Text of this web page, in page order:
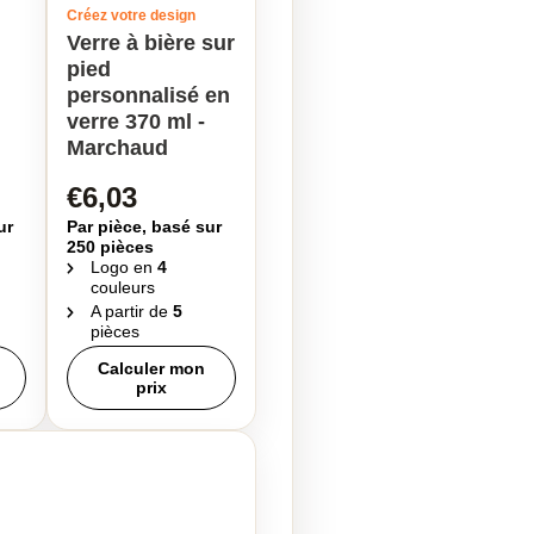
Créez votre design
Verre à bière sur
pied
personnalisé en
verre 370 ml -
Marchaud
€6,03
Par pièce, basé sur
250 pièces
Logo en4
couleurs
A partir de5
pièces
Calculer mon
prix